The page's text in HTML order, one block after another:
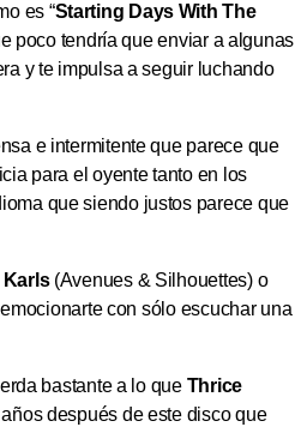
es “Starting Days With The
poco tendría que enviar a algunas
y te impulsa a seguir luchando
e intermitente que parece que
para el oyente tanto en los
que siendo justos parece que
Karls(Avenues & Silhouettes) o
con sólo escuchar una
bastante a lo que Thrice
después de este disco que